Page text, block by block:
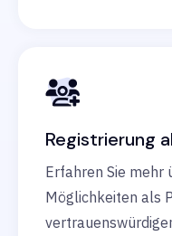
Registrierung
Erfahren Sie mehr
Möglichkeiten als